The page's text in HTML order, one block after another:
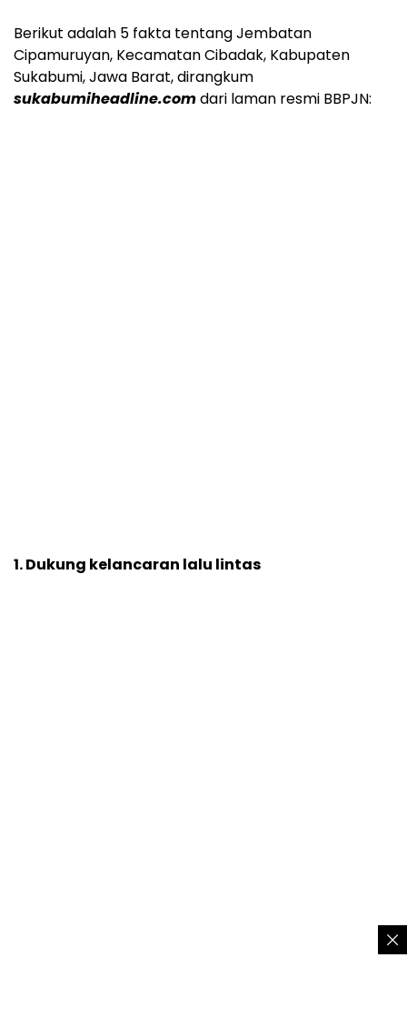
Berikut adalah 5 fakta tentang Jembatan
Cipamuruyan, Kecamatan Cibadak, Kabupaten
Sukabumi, Jawa Barat, dirangkum
sukabumiheadline.comdari laman resmi BBPJN:
1. Dukung kelancaran lalu lintas